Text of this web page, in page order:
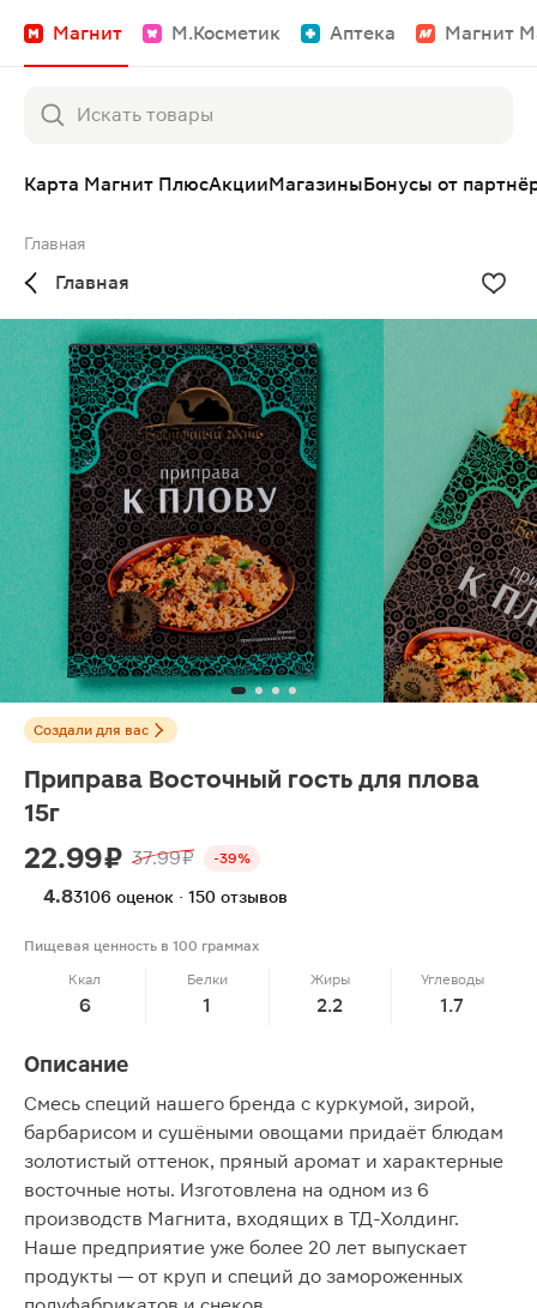
Магнит М.Косметик Аптека Магнит
Карта Магнит ПлюсАкцииМагазиныБонусы от
Главная
Главная
Создали для вас
Приправа Восточный гость для плова
15г
22.99 ₽ 37.99 ₽ -39%
4.83106 оценок · 150 отзывов
Пищевая ценность в 100 граммах
Ккал
6
Белки
1
Жиры
2.2
Углеводы
1.7
Описание
Смесь специй нашего бренда с куркумой, зирой,
барбарисом и сушёными овощами придаёт блюдам
золотистый оттенок, пряный аромат и характерные
восточные ноты. Изготовлена на одном из 6
производств Магнита, входящих в ТД-Холдинг.
Наше предприятие уже более 20 лет выпускает
продукты — от круп и специй до замороженных